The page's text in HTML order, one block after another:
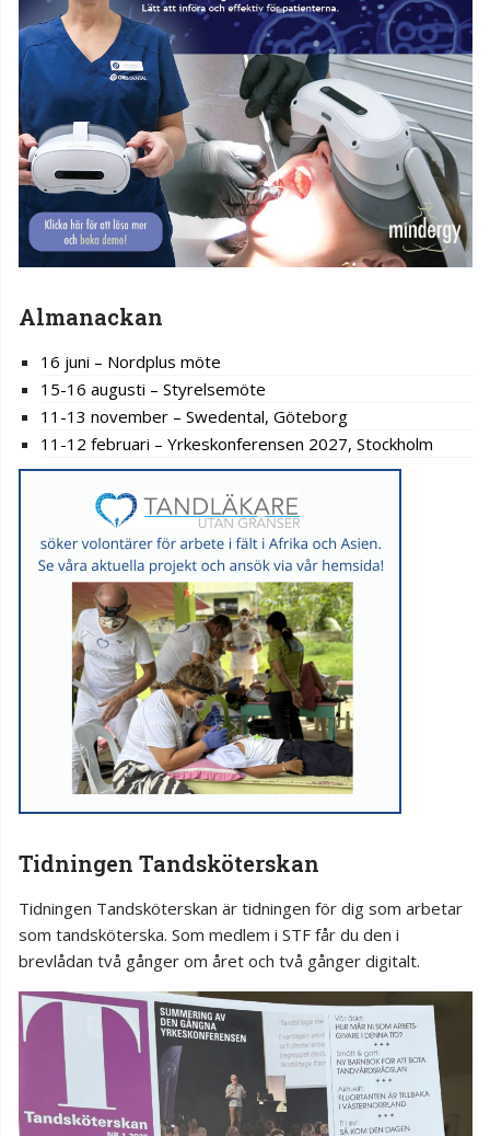
Almanackan
16 juni – Nordplus möte
15-16 augusti – Styrelsemöte
11-13 november – Swedental, Göteborg
11-12 februari – Yrkeskonferensen 2027, Stockholm
Tidningen Tandsköterskan
Tidningen Tandsköterskan är tidningen för dig som arbetar
som tandsköterska. Som medlem i STF får du den i
brevlådan två gånger om året och två gånger digitalt.